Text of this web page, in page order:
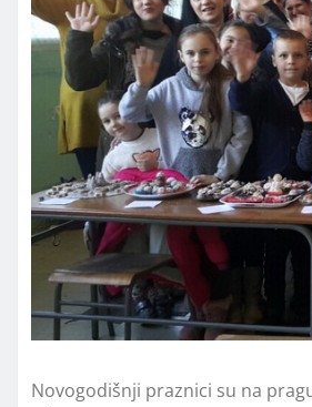
Novogodišnji praznici su na